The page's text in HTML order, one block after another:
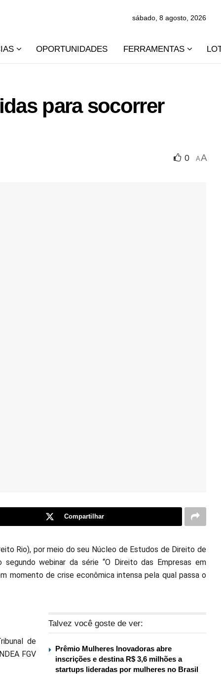
sábado, 8 agosto, 2026
OPORTUNIDADES FERRAMENTAS
para socorrer
0 AA
Compartilhar
Rio), por meio do seu Núcleo de Estudos de Direito de
webinar da série “O Direito das Empresas em
momento de crise econômica intensa pela qual passa o
Talvez você goste de ver:
Prêmio Mulheres Inovadoras abre
inscrições e destina R$ 3,6 milhões a
startups lideradas por mulheres no Brasil
de
FGV